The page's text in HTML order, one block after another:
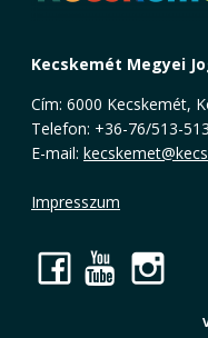
Kecskemét Megyei
Cím: 6000 Kecskemét,
Telefon: +36-76/513-513
E-mail:
Impresszum